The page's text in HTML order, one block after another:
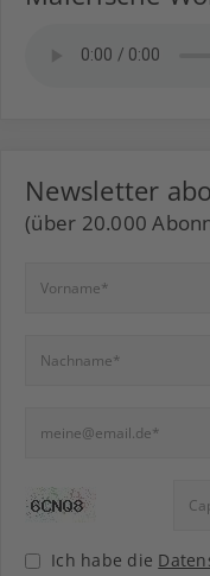
Newsletter
(über 20.000
Ich habe die